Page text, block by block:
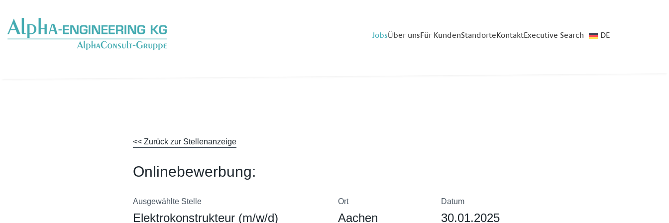
JobsÜber unsFür KundenStandorteKontaktExecutive Search DE
<< Zurück zur Stellenanzeige
Onlinebewerbung:
Ausgewählte Stelle
Elektrokonstrukteur (m/w/d)
Ort
Aachen
Datum
30.01.2025